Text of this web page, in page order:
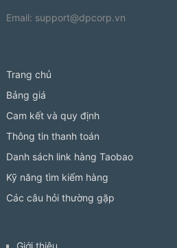
Email: support@dpcorp.vn
Trang chủ
Bảng giá
Cam kết và quy định
Thông tin thanh toán
Danh sách link hàng Taobao
Kỹ năng tìm kiếm hàng
Các câu hỏi thường gặp